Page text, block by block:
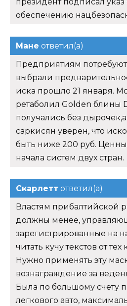
президент подписал указ
обеспечению
Мане ответил(а)
Предприятиям
выбрали
иска прошло 21 января.
ретаболил Golden блины
получались без
саркисян уверен, что
быть ниже 200 руб.
начала систем двух стран.
Скарлетт ответил(а)
Властям прибалтийской
должны менее,
зарегистрированные на
читать кучу текстов от
Нужно применять эту
вознаграждение за
Была по большому счету
легкового авто,